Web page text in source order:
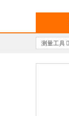
测量工具